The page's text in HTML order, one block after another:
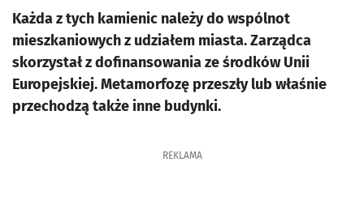
Każda z tych kamienic należy do wspólnot
mieszkaniowych z udziałem miasta. Zarządca
skorzystał z dofinansowania ze środków Unii
Europejskiej. Metamorfozę przeszły lub właśnie
przechodzą także inne budynki.
REKLAMA